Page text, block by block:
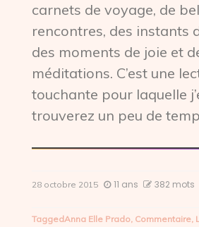
carnets de voyage, de
rencontres, des instants
des moments de joie et
méditations. C’est une
touchante pour laquelle
trouverez un peu de
28 octobre 2015 11 ans 382 mots
TaggedAnna Elle Prado, Commentaire,